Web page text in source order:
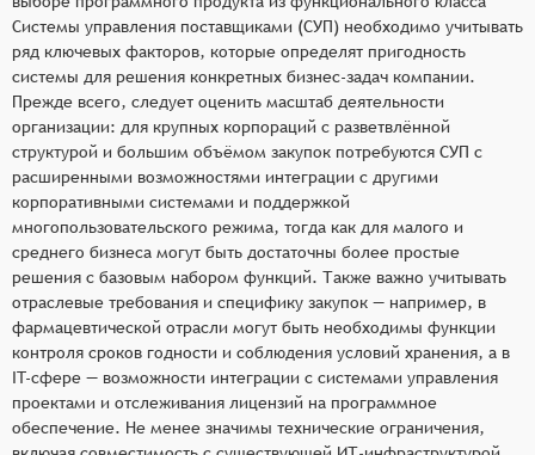
Системы управления поставщиками (СУП) необходимо учитывать
ряд ключевых факторов, которые определят пригодность
системы для решения конкретных бизнес-задач компании.
Прежде всего, следует оценить масштаб деятельности
организации: для крупных корпораций с разветвлённой
структурой и большим объёмом закупок потребуются СУП с
расширенными возможностями интеграции с другими
корпоративными системами и поддержкой
многопользовательского режима, тогда как для малого и
среднего бизнеса могут быть достаточны более простые
решения с базовым набором функций. Также важно учитывать
отраслевые требования и специфику закупок — например, в
фармацевтической отрасли могут быть необходимы функции
контроля сроков годности и соблюдения условий хранения, а в
IT-сфере — возможности интеграции с системами управления
проектами и отслеживания лицензий на программное
обеспечение. Не менее значимы технические ограничения,